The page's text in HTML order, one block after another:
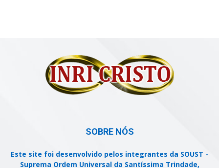
SOBRE NÓS
Este site foi desenvolvido pelos integrantes da SOUST -
Suprema Ordem Universal da Santíssima Trindade,